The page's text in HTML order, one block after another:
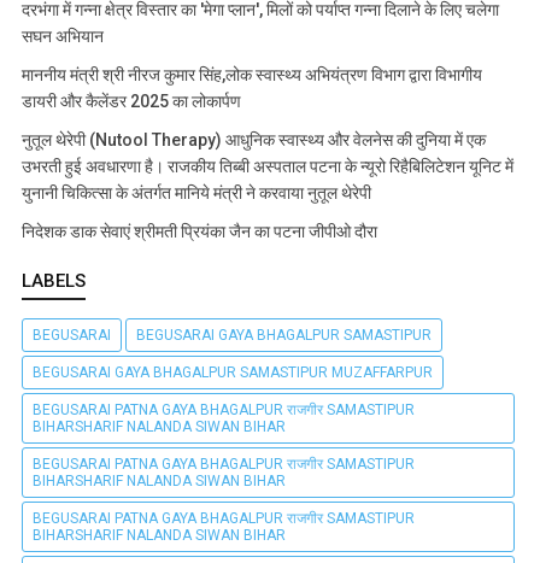
दरभंगा में गन्ना क्षेत्र विस्तार का 'मेगा प्लान', मिलों को पर्याप्त गन्ना दिलाने के लिए चलेगा
सघन अभियान
माननीय मंत्री श्री नीरज कुमार सिंह,लोक स्वास्थ्य अभियंत्रण विभाग द्वारा विभागीय
डायरी और कैलेंडर 2025 का लोकार्पण
नुतूल थेरेपी (Nutool Therapy) आधुनिक स्वास्थ्य और वेलनेस की दुनिया में एक
उभरती हुई अवधारणा है। राजकीय तिब्बी अस्पताल पटना के न्यूरो रिहैबिलिटेशन यूनिट में
युनानी चिकित्सा के अंतर्गत मानिये मंत्री ने करवाया नुतूल थेरेपी
निदेशक डाक सेवाएं श्रीमती प्रियंका जैन का पटना जीपीओ दौरा
LABELS
BEGUSARAI BEGUSARAI GAYA BHAGALPUR SAMASTIPUR
BEGUSARAI GAYA BHAGALPUR SAMASTIPUR MUZAFFARPUR
BEGUSARAI PATNA GAYA BHAGALPUR राजगीर SAMASTIPUR
BIHARSHARIF NALANDA SIWAN BIHAR
BEGUSARAI PATNA GAYA BHAGALPUR राजगीर SAMASTIPUR
BIHARSHARIF NALANDA SIWAN BIHAR
BEGUSARAI PATNA GAYA BHAGALPUR राजगीर SAMASTIPUR
BIHARSHARIF NALANDA SIWAN BIHAR